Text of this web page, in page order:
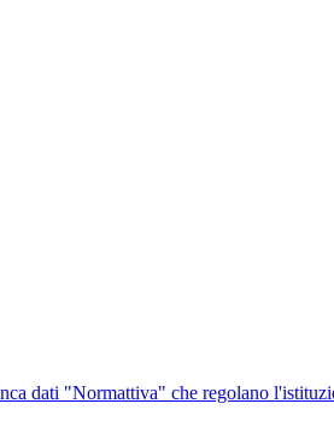
dati "Normattiva" che regolano